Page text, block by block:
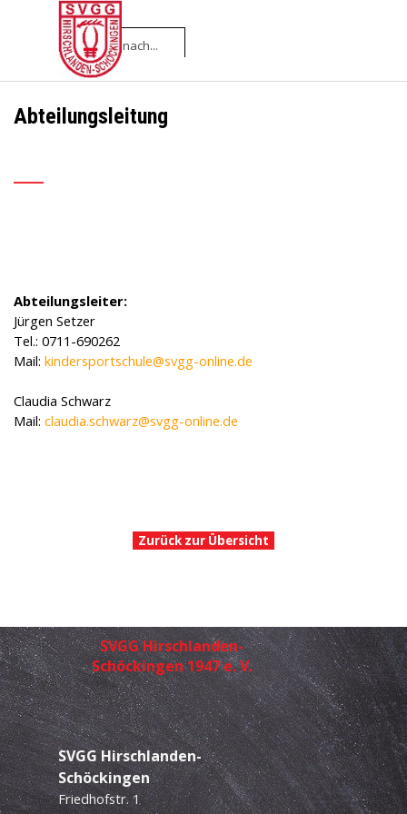
Direkt zum Seiteninhalt
Menü überspringen
Abteilungsleitung
Abteilungsleiter:
Jürgen Setzer
Tel.: 0711-690262
Mail: kindersportschule@svgg-online.de
Claudia Schwarz
Mail: claudia.schwarz@svgg-online.de
Zurück zur Übersicht
SVGG Hirschlanden-
Schöckingen 1947 e. V.
SVGGHirschlanden-
Schöckingen
Friedhofstr. 1